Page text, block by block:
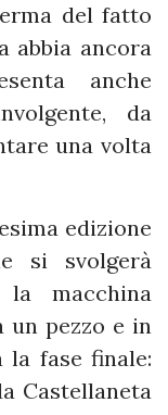
del fatto
abbia ancora
anche
da
una volta
edizione
si svolgerà
macchina
un pezzo e in
fase finale:
Castellaneta